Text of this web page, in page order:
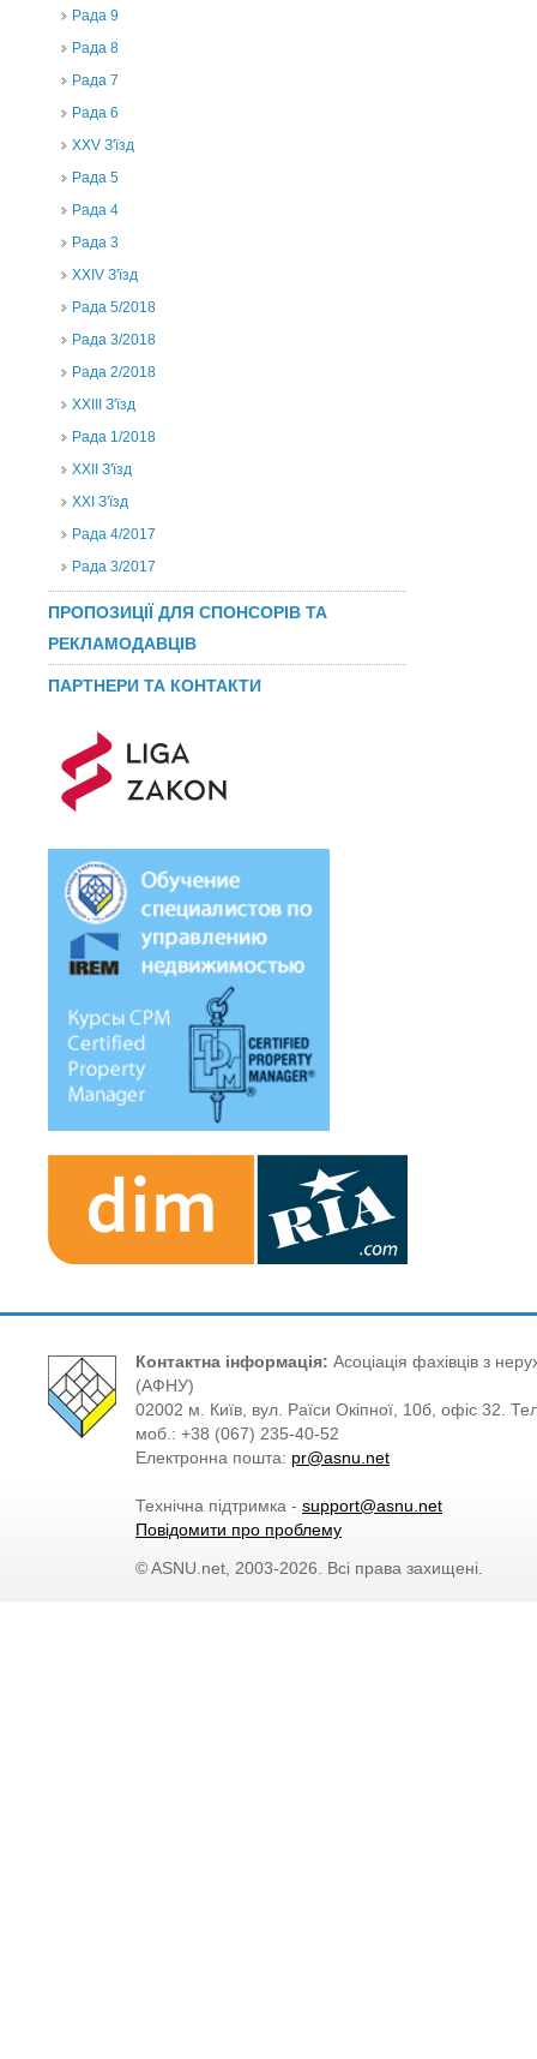
Рада 9
Рада 8
Рада 7
Рада 6
XXV З'їзд
Рада 5
Рада 4
Рада 3
ХХIV З'їзд
Рада 5/2018
Рада 3/2018
Рада 2/2018
XXIII З'їзд
Рада 1/2018
ХХІІ З'їзд
XXI З'їзд
Рада 4/2017
Рада 3/2017
ПРОПОЗИЦІЇ ДЛЯ СПОНСОРІВ ТА
РЕКЛАМОДАВЦІВ
ПАРТНЕРИ ТА КОНТАКТИ
Контактна інформація: Асоціація фахівців з
(АФНУ)
02002 м. Київ, вул. Раїси Окіпної, 10б, офіс 32.
моб.: +38 (067) 235-40-52
Електронна пошта: pr@asnu.net
Технічна підтримка - support@asnu.net
Повідомити про проблему
© ASNU.net, 2003-2026. Всі права захищені.